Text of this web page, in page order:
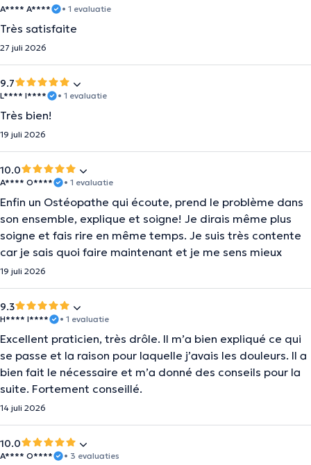
A**** A**** • 1 evaluatie
Très satisfaite
27 juli 2026
9.7
L**** I**** • 1 evaluatie
Très bien!
19 juli 2026
10.0
A**** O**** • 1 evaluatie
Enfin un Ostéopathe qui écoute, prend le problème dans
son ensemble, explique et soigne! Je dirais même plus
soigne et fais rire en même temps. Je suis très contente
car je sais quoi faire maintenant et je me sens mieux
19 juli 2026
9.3
H**** I**** • 1 evaluatie
Excellent praticien, très drôle. Il m’a bien expliqué ce qui
se passe et la raison pour laquelle j’avais les douleurs. Il a
bien fait le nécessaire et m’a donné des conseils pour la
suite. Fortement conseillé.
14 juli 2026
10.0
A**** O**** • 3 evaluaties